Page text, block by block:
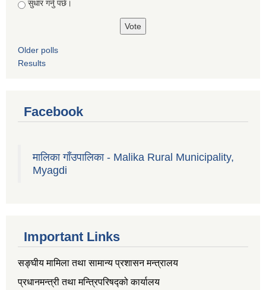
सुधार गर्नु पर्छ।
Older polls
Results
Facebook
मालिका गाँउपालिका - Malika Rural Municipality,
Myagdi
Important Links
सङ्‍घीय मामिला तथा सामान्य प्रशासन मन्त्रालय
प्रधानमन्त्री तथा मन्त्रिपरिषद्को कार्यालय